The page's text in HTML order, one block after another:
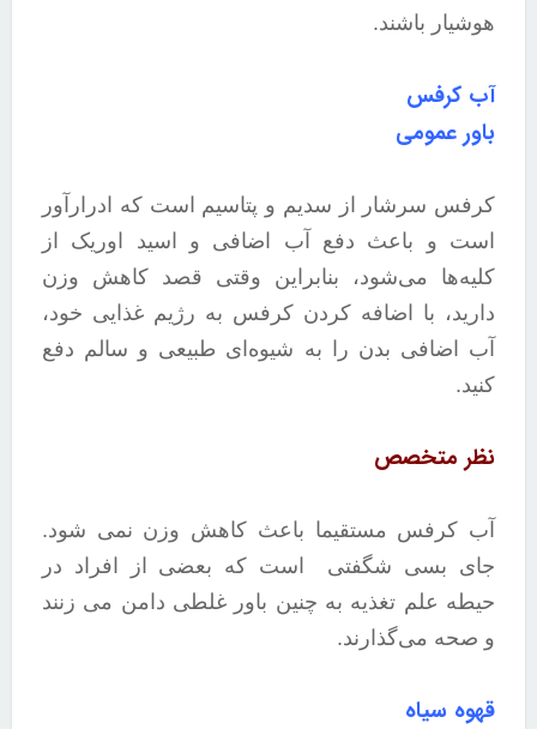
هوشیار باشند.
آب کرفس
باور عمومی
کرفس سرشار از سدیم و پتاسیم است که ادرارآور
است و باعث دفع آب اضافی و اسید اوریک از
کلیه‌ها می‌شود، بنابراین وقتی قصد کاهش وزن
دارید، با اضافه کردن کرفس به رژیم غذایی خود،
آب اضافی بدن را به شیوه‌ای طبیعی و سالم دفع
کنید.
نظر متخصص
آب کرفس مستقیما باعث کاهش وزن نمی شود.
جای بسی شگفتی است که بعضی از افراد در
حیطه علم تغذیه به چنین باور غلطی دامن می زنند
و صحه می‌گذارند.
قهوه سیاه